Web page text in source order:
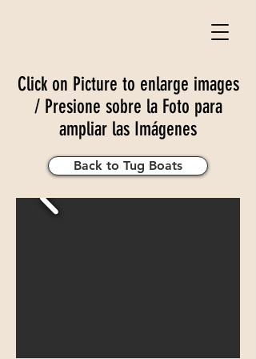
Click on Picture to enlarge images
/ Presione sobre la Foto para
ampliar las Imágenes
Back to Tug Boats